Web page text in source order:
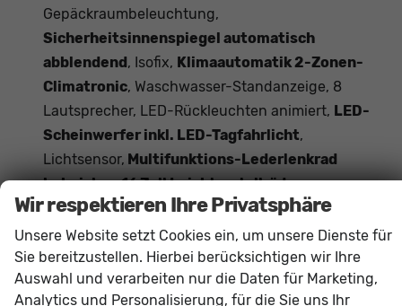
Gepäckraumbeleuchtung,
Sicherheitsinnenspiegel automatisch
abblendend , Isofix, Klimaautomatik 2-Zonen-
Climatronic, Waschwasser-Standanzeige, 8
Lautsprecher, LED-Rückleuchten animiert, LED-
Scheinwerfer inkl. LED-Tagfahrlicht,
Lichtsensor, Multifunktions-Lederlenkrad
beheizbar, 16 Zoll Leichtmetallräder,
Mittelarmlehne vorn und hinten,
Getränkehalter,Müdigkeitserkennung,
Aufmerksamkeits-Assistent,Nebelscheinwerfer
Tire-Mobility-Set, Parkbremse elektronisch,
Wir respektieren Ihre Privatsphäre
Unsere Website setzt Cookies ein, um unsere Dienste für
Sie bereitzustellen. Hierbei berücksichtigen wir Ihre
Auswahl und verarbeiten nur die Daten für Marketing,
Analytics und Personalisierung, für die Sie uns Ihr